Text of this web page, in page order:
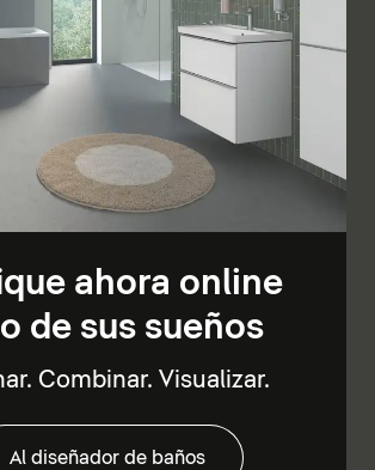
ahora online
de sus sueños
Combinar. Visualizar.
Al diseñador de baños